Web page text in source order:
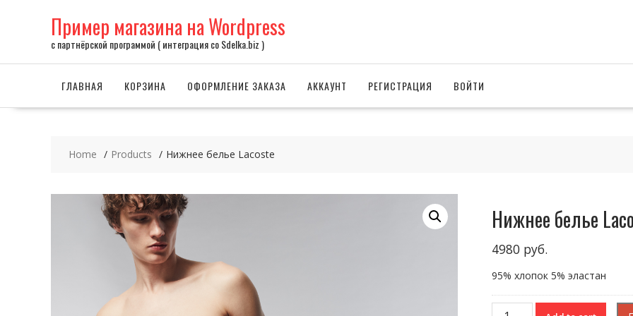
Пример магазина на Wordpress
с партнёрской программой ( интеграция со Sdelka.biz )
ГЛАВНАЯ КОРЗИНА ОФОРМЛЕНИЕ ЗАКАЗА АККАУНТ РЕГИСТРАЦИЯ ВОЙТИ
Home Products Нижнее белье Lacoste
Нижнее белье
4980 руб.
95% хлопок 5% эластан
Нижнее